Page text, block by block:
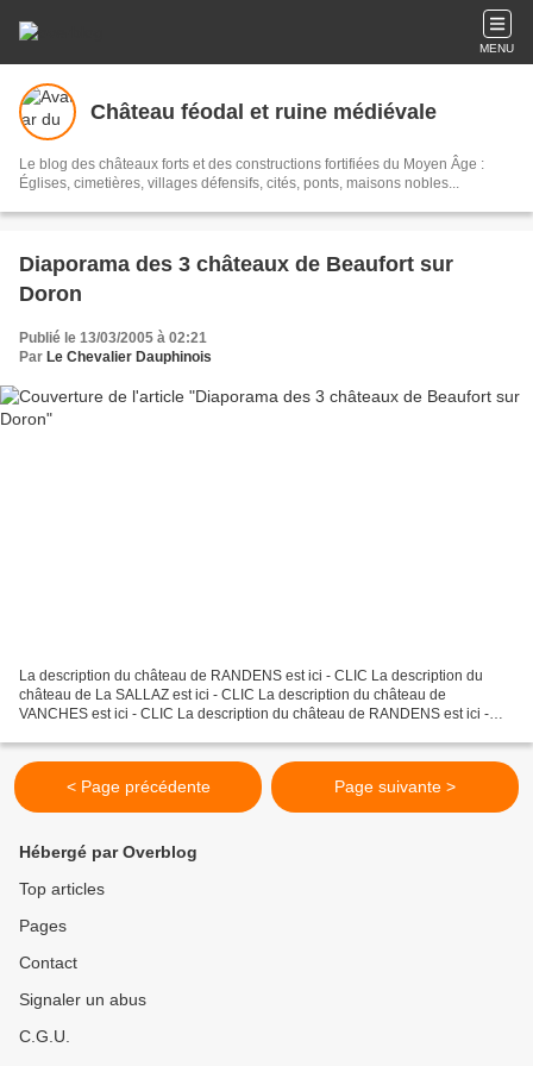
MENU
Château féodal et ruine médiévale
Le blog des châteaux forts et des constructions fortifiées du Moyen Âge :
Églises, cimetières, villages défensifs, cités, ponts, maisons nobles...
Diaporama des 3 châteaux de Beaufort sur
Doron
Publié le 13/03/2005 à 02:21
Par Le Chevalier Dauphinois
La description du château de RANDENS est ici - CLIC La description du
château de La SALLAZ est ici - CLIC La description du château de
VANCHES est ici - CLIC La description du château de RANDENS est ici -
< Page précédente Page suivante >
Hébergé par Overblog
Top articles
Pages
Contact
Signaler un abus
C.G.U.